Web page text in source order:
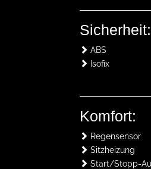
Sicherheit:
ABS
Isofix
Komfort:
Regensensor
Sitzheizung
Start/Stopp-